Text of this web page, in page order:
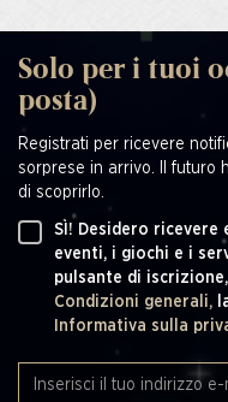
Solo per i tuoi
posta)
Registrati per ricevere
sorprese in arrivo. Il futuro
di scoprirlo.
SÌ! Desidero
eventi, i giochi e i
pulsante di
Condizioni generali,
Informativa sulla